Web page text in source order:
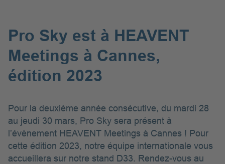
Pro Sky est à HEAVENT
Meetings à Cannes,
édition 2023
Pour la deuxième année consécutive, du mardi 28
au jeudi 30 mars, Pro Sky sera présent à
l’évènement HEAVENT Meetings à Cannes ! Pour
cette édition 2023, notre équipe internationale vous
accueillera sur notre stand D33. Rendez-vous au